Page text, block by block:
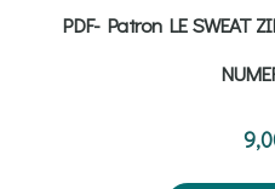
PDF- Patron LE SWEAT